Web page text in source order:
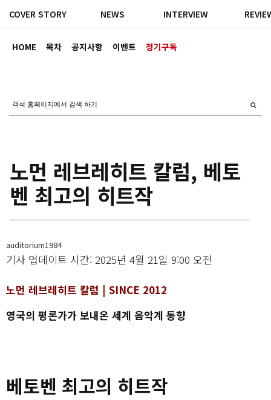
HOME 목차 공지사항 이벤트 정기구독
COVER STORY NEWS INTERVIEW
노먼 레브레히트 칼럼, 베토
벤 최고의 히트작
auditorium1984
기사 업데이트 시간: 2025년 4월 21일 9:00 오전
노먼 레브레히트 칼럼 | SINCE 2012
영국의 평론가가 보내온 세계 음악계 동향
베토벤 최고의 히트작